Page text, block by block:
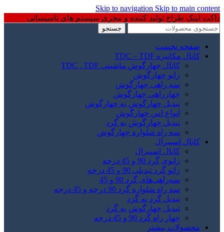
Skip to navigation Skip to main content
داکت لینک طراح تولید کننده و مجری سیستم های تاسیساتی
جستجو
صفحه نخست
کانال مکانیزه TDC – TDF
کانال چهارگوش ماشینی TDC , TDF
زانو چهارگوش
سه راهی چهارگوش
چهارراهی چهارگوش
تبدیل چهارگوش به چهارگوش
انواع اس چهارگوش
تبدیل چهارگوش به گرد
سه راه شلواره چهارگوش
کانال اسپیرال
کانال اسپیرال
زانوی گرد 90 و 45 درجه
زانو گرد تبدیلی 90 و 45 درجه
سه‌راهی‌های گرد 90 و 45
سه راه شلواره گرد 90 درجه و 45 درجه
تبدیل گرد به گرد
تبدیل چهارگوش به گرد
چهار راه گرد 90 و 45 درجه
محصولات بیشتر